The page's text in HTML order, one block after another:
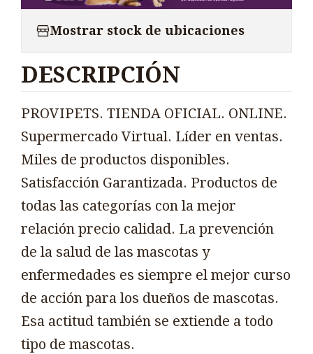
Mostrar stock de ubicaciones
DESCRIPCIÓN
PROVIPETS. TIENDA OFICIAL. ONLINE.
Supermercado Virtual. Líder en ventas.
Miles de productos disponibles.
Satisfacción Garantizada. Productos de
todas las categorías con la mejor
relación precio calidad. La prevención
de la salud de las mascotas y
enfermedades es siempre el mejor curso
de acción para los dueños de mascotas.
Esa actitud también se extiende a todo
tipo de mascotas.